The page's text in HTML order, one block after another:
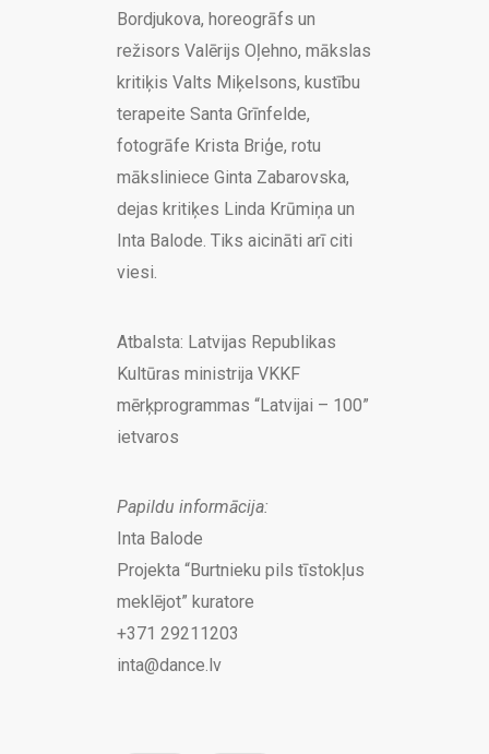
Bordjukova, horeogrāfs un
režisors Valērijs Oļehno, mākslas
kritiķis Valts Miķelsons, kustību
terapeite Santa Grīnfelde,
fotogrāfe Krista Briģe, rotu
māksliniece Ginta Zabarovska,
dejas kritiķes Linda Krūmiņa un
Inta Balode. Tiks aicināti arī citi
viesi.
Atbalsta: Latvijas Republikas
Kultūras ministrija VKKF
mērķprogrammas “Latvijai – 100”
ietvaros
Papildu informācija:
Inta Balode
Projekta “Burtnieku pils tīstokļus
meklējot” kuratore
+371 29211203
inta@dance.lv